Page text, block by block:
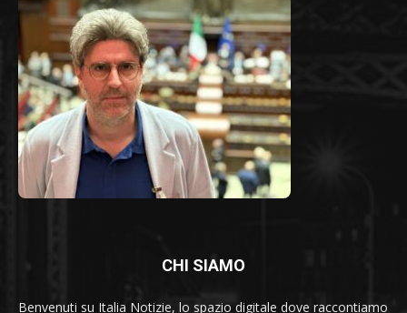
CHI SIAMO
Benvenuti su Italia Notizie, lo spazio digitale dove raccontiamo